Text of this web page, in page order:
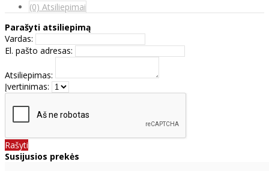
(0) Atsiliepimai
Parašyti atsiliepimą
Vardas:
El. pašto adresas:
Atsiliepimas:
Įvertinimas:
Rašyti
Susijusios prekės